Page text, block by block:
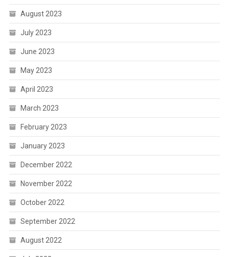
August 2023
July 2023
June 2023
May 2023
April 2023
March 2023
February 2023
January 2023
December 2022
November 2022
October 2022
September 2022
August 2022